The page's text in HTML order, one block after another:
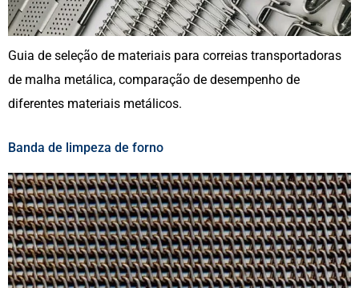
Guia de seleção de materiais para correias transportadoras
de malha metálica, comparação de desempenho de
diferentes materiais metálicos.
Banda de limpeza de forno